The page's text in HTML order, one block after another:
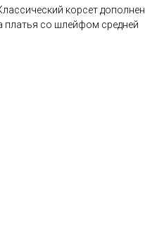
корсет дополнен
со шлейфом средней